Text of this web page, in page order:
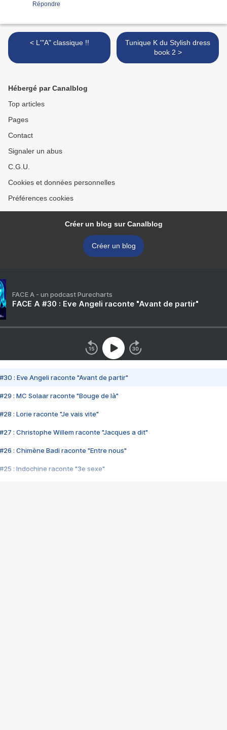
Répondre
< L'"A" classique !!
Tunique K du Stylish dress
book 2 >
Hébergé par Canalblog
Top articles
Pages
Contact
Signaler un abus
C.G.U.
Cookies et données personnelles
Préférences cookies
Créer un blog sur Canalblog
Créer un blog
FACE A - un podcast Purecharts
FACE A #30 : Eve Angeli raconte "Avant de partir"
#30 : Eve Angeli raconte "Avant de partir"
#29 : MC Solaar raconte "Bouge de là"
#28 : Lorie raconte "Je vais vite"
#27 : Christophe Willem raconte "Jacques a dit"
#26 : Chimène Badi raconte "Entre nous"
#25 : Indochine raconte "3e sexe"